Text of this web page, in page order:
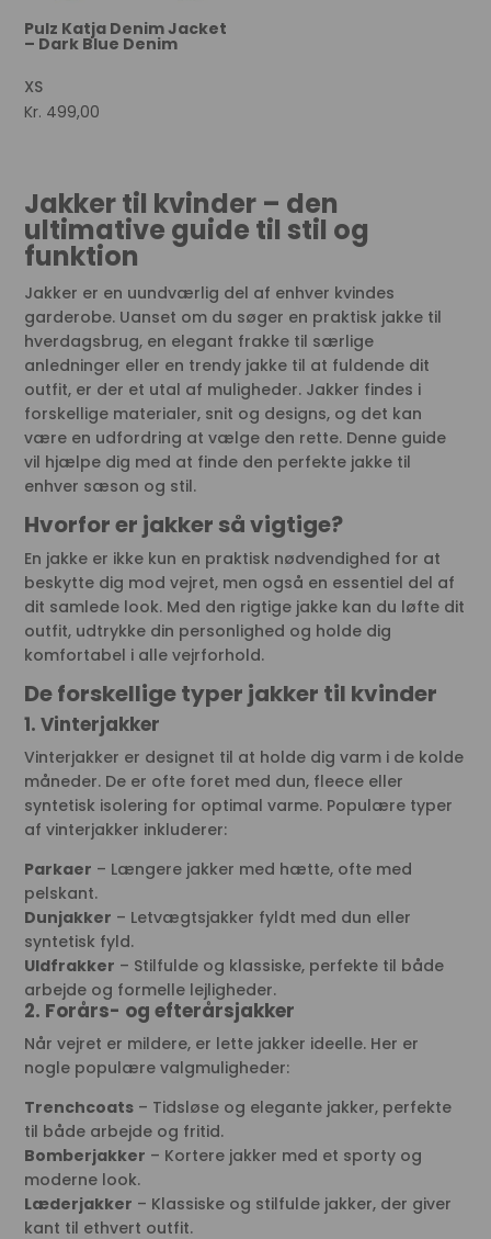
Pulz Katja Denim Jacket
– Dark Blue Denim
XS
Kr. 499,00
Jakker til kvinder – den
ultimative guide til stil og
funktion
Jakker er en uundværlig del af enhver kvindes
garderobe. Uanset om du søger en praktisk jakke til
hverdagsbrug, en elegant frakke til særlige
anledninger eller en trendy jakke til at fuldende dit
outfit, er der et utal af muligheder. Jakker findes i
forskellige materialer, snit og designs, og det kan
være en udfordring at vælge den rette. Denne guide
vil hjælpe dig med at finde den perfekte jakke til
enhver sæson og stil.
Hvorfor er jakker så vigtige?
En jakke er ikke kun en praktisk nødvendighed for at
beskytte dig mod vejret, men også en essentiel del af
dit samlede look. Med den rigtige jakke kan du løfte dit
outfit, udtrykke din personlighed og holde dig
komfortabel i alle vejrforhold.
De forskellige typer jakker til kvinder
1. Vinterjakker
Vinterjakker er designet til at holde dig varm i de kolde
måneder. De er ofte foret med dun, fleece eller
syntetisk isolering for optimal varme. Populære typer
af vinterjakker inkluderer:
Parkaer – Længere jakker med hætte, ofte med
pelskant.
Dunjakker – Letvægtsjakker fyldt med dun eller
syntetisk fyld.
Uldfrakker – Stilfulde og klassiske, perfekte til både
arbejde og formelle lejligheder.
2. Forårs- og efterårsjakker
Når vejret er mildere, er lette jakker ideelle. Her er
nogle populære valgmuligheder:
Trenchcoats – Tidsløse og elegante jakker, perfekte
til både arbejde og fritid.
Bomberjakker – Kortere jakker med et sporty og
moderne look.
Læderjakker – Klassiske og stilfulde jakker, der giver
kant til ethvert outfit.